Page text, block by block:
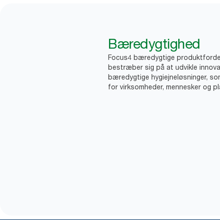
Bæredygtighed
Focus4 bæredygtige
bestræber sig på at udvikle
bæredygtige hygiejneløsninger,
for virksomheder, mennesker og